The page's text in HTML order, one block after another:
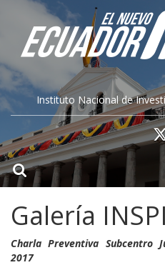
Instituto Nacional de
Galería INSPI
Charla Preventiva Subcentro
2017